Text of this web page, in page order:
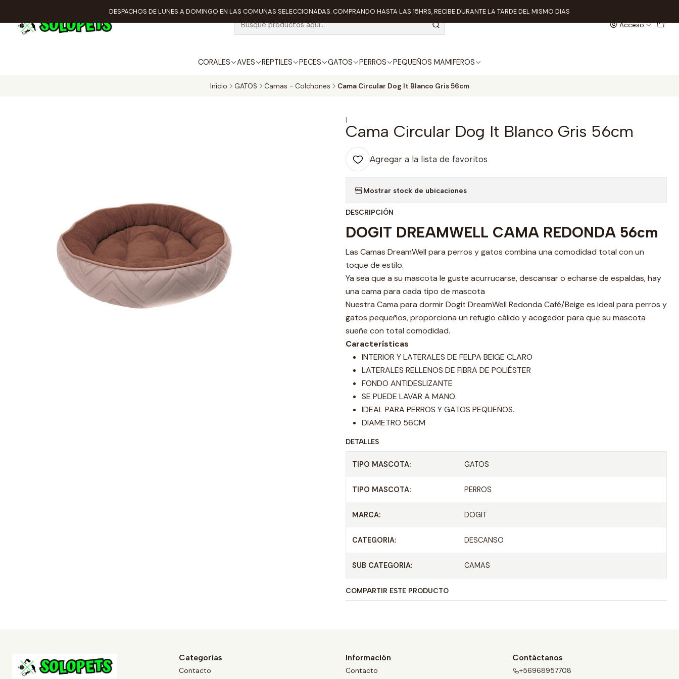
Acceso
CORALES AVES REPTILES PECES GATOS PERROS PEQUEÑOS MAMIFEROS
DESPACHOS DE LUNES A DOMINGO EN LAS COMUNAS SELECCIONADAS. COMPRANDO HASTA LAS 15HRS, RECIBE DURANTE LA TARDE DEL MISMO DIAS
Inicio GATOS Camas - Colchones Cama Circular Dog It Blanco Gris 56cm
|
Cama Circular Dog It Blanco Gris 56cm
Agregar a la lista de favoritos
Mostrar stock de ubicaciones
DESCRIPCIÓN
DOGIT DREAMWELL CAMA REDONDA 56cm
Las Camas DreamWell para perros y gatos combina una comodidad total con un
toque de estilo.
Ya sea que a su mascota le guste acurrucarse, descansar o echarse de espaldas, hay
una cama para cada tipo de mascota
Nuestra Cama para dormir Dogit DreamWell Redonda Café/Beige es ideal para perros y
gatos pequeños, proporciona un refugio cálido y acogedor para que su mascota
sueñe con total comodidad.
Características
INTERIOR Y LATERALES DE FELPA BEIGE CLARO
LATERALES RELLENOS DE FIBRA DE POLIÉSTER
FONDO ANTIDESLIZANTE
SE PUEDE LAVAR A MANO.
IDEAL PARA PERROS Y GATOS PEQUEÑOS.
DIAMETRO 56CM
DETALLES
TIPO MASCOTA: GATOS
TIPO MASCOTA: PERROS
MARCA: DOGIT
CATEGORIA: DESCANSO
SUB CATEGORIA: CAMAS
COMPARTIR ESTE PRODUCTO
Categorías
Contacto
Información
Contacto
Contáctanos
+56968957708